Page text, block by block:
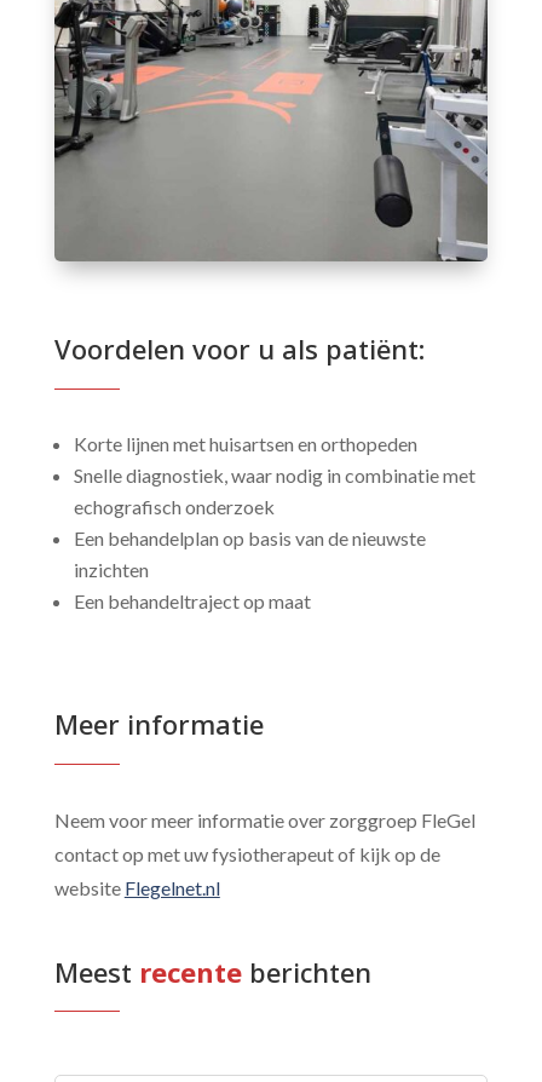
Voordelen voor u als patiënt:
Korte lijnen met huisartsen en orthopeden
Snelle diagnostiek, waar nodig in combinatie met
echografisch onderzoek
Een behandelplan op basis van de nieuwste
inzichten
Een behandeltraject op maat
Meer informatie
Neem voor meer informatie over zorggroep FleGel
contact op met uw fysiotherapeut of kijk op de
website Flegelnet.nl
Meest recente berichten